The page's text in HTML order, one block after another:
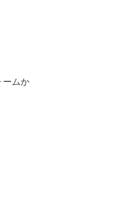
ームか